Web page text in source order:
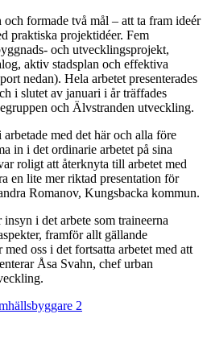
formade två mål – att ta fram ideér
praktiska projektidéer. Fem
och utvecklingsprojekt,
aktiv stadsplan och effektiva
nedan). Hela arbetet presenterades
i slutet av januari i år träffades
och Älvstranden utveckling.
med det här och alla före
in i det ordinarie arbetet på sina
roligt att återknyta till arbetet med
en lite mer riktad presentation för
Romanov, Kungsbacka kommun.
i det arbete som traineerna
framför allt gällande
oss i det fortsatta arbetet med att
Åsa Svahn, chef urban
2